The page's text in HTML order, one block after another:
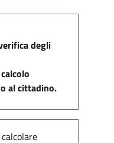
degli
al cittadino.